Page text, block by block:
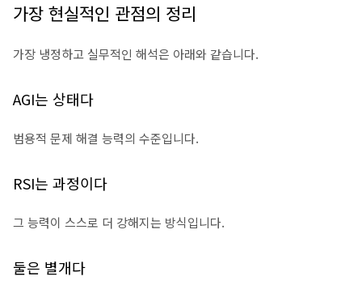
가장 현실적인 관점의 정리
가장 냉정하고 실무적인 해석은 아래와 같습니다.
AGI는 상태다
범용적 문제 해결 능력의 수준입니다.
RSI는 과정이다
그 능력이 스스로 더 강해지는 방식입니다.
둘은 별개다